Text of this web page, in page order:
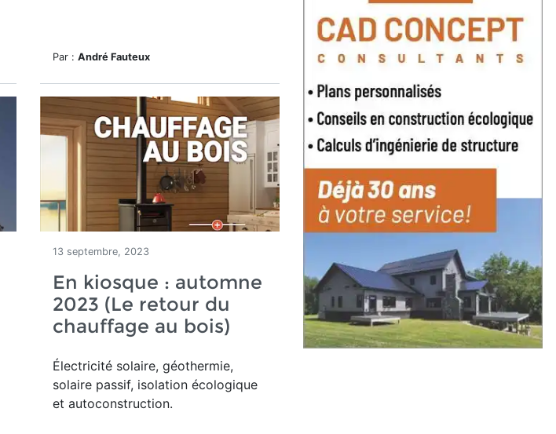
Par : André Fauteux
13 septembre, 2023
En kiosque : automne
2023 (Le retour du
chauffage au bois)
Électricité solaire, géothermie,
solaire passif, isolation écologique
et autoconstruction.